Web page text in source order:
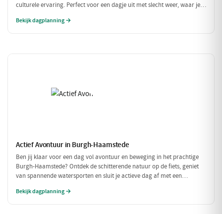
culturele ervaring. Perfect voor een dagje uit met slecht weer, waar je
Bekijk dagplanning →
Actief Avontuur in Burgh-Haamstede
Ben jij klaar voor een dag vol avontuur en beweging in het prachtige
Burgh-Haamstede? Ontdek de schitterende natuur op de fiets, geniet
van spannende watersporten en sluit je actieve dag af met een
Bekijk dagplanning →